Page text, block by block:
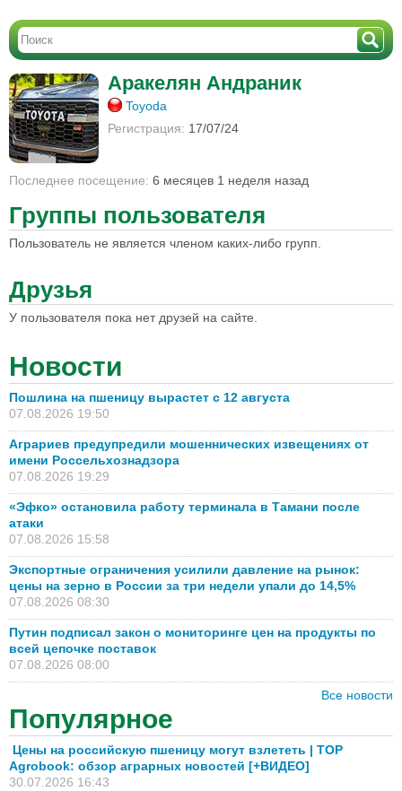
Аракелян Андраник
Toyoda
Регистрация: 17/07/24
Последнее посещение: 6 месяцев 1 неделя назад
Группы пользователя
Пользователь не является членом каких-либо групп.
Друзья
У пользователя пока нет друзей на сайте.
Новости
Пошлина на пшеницу вырастет с 12 августа
07.08.2026 19:50
Аграриев предупредили мошеннических извещениях от
имени Россельхознадзора
07.08.2026 19:29
«Эфко» остановила работу терминала в Тамани после
атаки
07.08.2026 15:58
Экспортные ограничения усилили давление на рынок:
цены на зерно в России за три недели упали до 14,5%
07.08.2026 08:30
Путин подписал закон о мониторинге цен на продукты по
всей цепочке поставок
07.08.2026 08:00
Все новости
Популярное
Цены на российскую пшеницу могут взлететь | TOP
Agrobook: обзор аграрных новостей [+ВИДЕО]
30.07.2026 16:43